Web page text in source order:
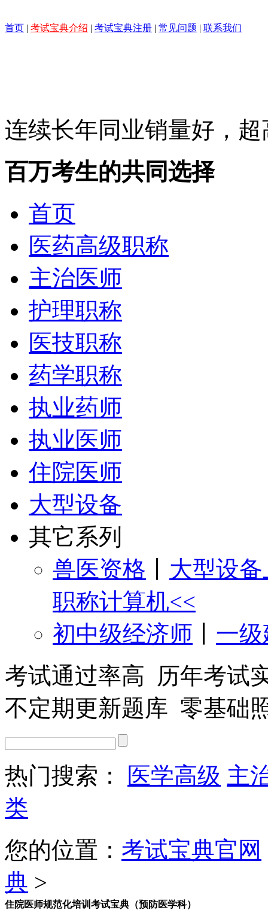
首页 | 考试宝典介绍 | 考试宝典注册 | 常见问题 | 联系我们
连续长年同业销量好，
百万考生的共同选择
首页
医药高级职称
主治医师
护理职称
医技职称
药学职称
执业药师
执业医师
住院医师
大型设备
其它系列
兽医资格
大型设
职称计算机<<
初中级经济师
一
考试通过率高 历年考试
不定期更新题库 零基础
热门搜索： 医学高级 主
类
您的位置： 考试宝典官网
典 >
住院医师规范化培训考试宝典（预防医学科）